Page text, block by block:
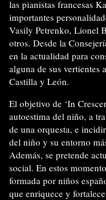
las pianistas francesas
importantes
Vasily Petrenko, Lionel
otros. Desde la
en la actualidad para
alguna de sus vertientes
Castilla y León.
El objetivo de ‘In
autoestima del niño, a
de una orquesta, e
del niño y su entorno
Además, se pretende
social. En estos
formada por niños
que enriquece y